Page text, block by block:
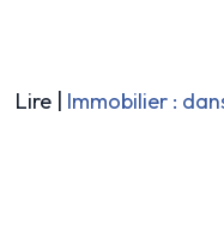
Lire | Immobilier :